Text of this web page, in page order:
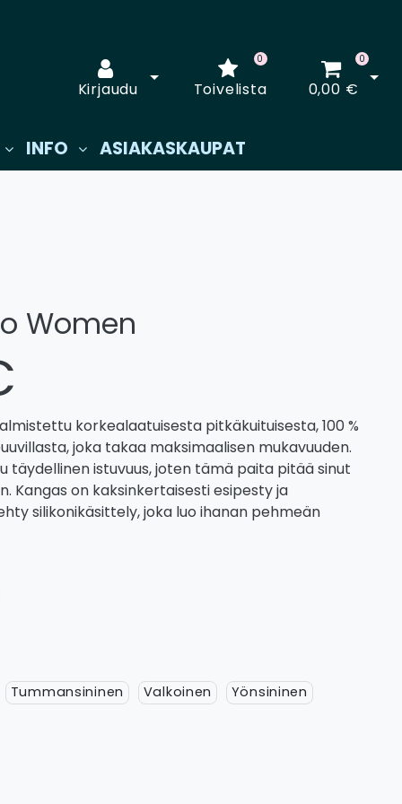
Kirjaudu
Avaa kirjautuminen
Toivelista
0 0
0,00 €
INFO ASIAKASKAUPAT
Women
korkealaatuisesta pitkäkuituisesta, 100 %
joka takaa maksimaalisen mukavuuden.
täydellinen istuvuus, joten tämä paita pitää sinut
Kangas on kaksinkertaisesti esipesty ja
silikonikäsittely, joka luo ihanan pehmeän
Tummansininen Valkoinen Yönsininen